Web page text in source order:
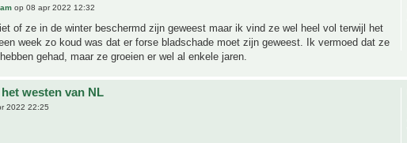
op 08 apr 2022 12:32
of ze in de winter beschermd zijn geweest maar ik vind ze wel heel vol terwijl het
week zo koud was dat er forse bladschade moet zijn geweest. Ik vermoed dat ze
gehad, maar ze groeien er wel al enkele jaren.
westen van NL
2022 22:25